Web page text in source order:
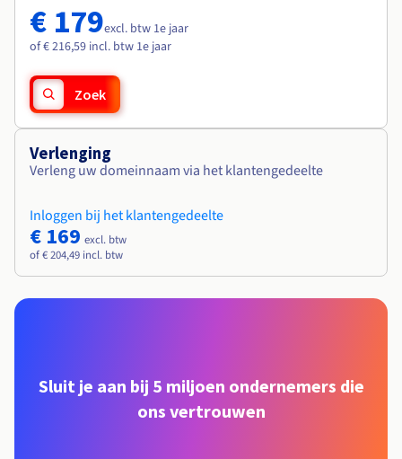
€ 179excl. btw 1e jaar
of € 216,59 incl. btw 1e jaar
Zoek
Verlenging
Verleng uw domeinnaam via het klantengedeelte
Inloggen bij het klantengedeelte
€ 169 excl. btw
of € 204,49 incl. btw
Sluit je aan bij 5 miljoen ondernemers die
ons vertrouwen